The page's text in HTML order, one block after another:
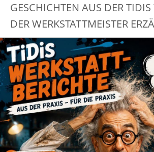
GESCHICHTEN AUS DER TIDIS
DER WERKSTATTMEISTER